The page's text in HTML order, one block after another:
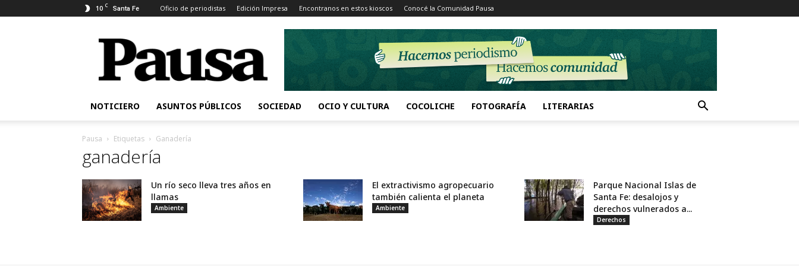
10 C Santa Fe Oficio de periodistas Edición Impresa Encontranos en estos kioscos Conocé la Comunidad Pausa
Pausa
NOTICIERO ASUNTOS PÚBLICOS SOCIEDAD OCIO Y CULTURA COCOLICHE FOTOGRAFÍA LITERARIAS
Pausa Etiquetas Ganadería
ganadería
Un río seco lleva tres años en
llamas
Ambiente
El extractivismo agropecuario
también calienta el planeta
Ambiente
Parque Nacional Islas de
Santa Fe: desalojos y
derechos vulnerados a...
Derechos